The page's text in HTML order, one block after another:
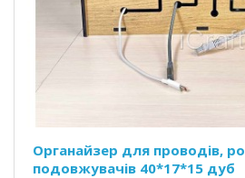
Органайзер для проводів,
подовжувачів 40*17*15 дуб